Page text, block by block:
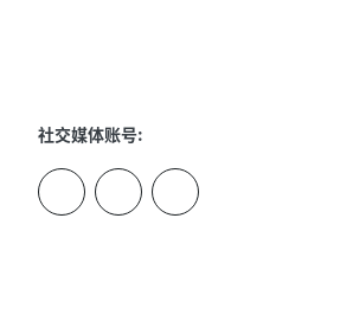
社交媒体账号: